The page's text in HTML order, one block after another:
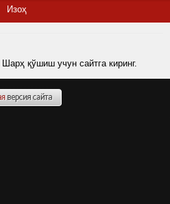
Изоҳ
қўшиш учун сайтга киринг.